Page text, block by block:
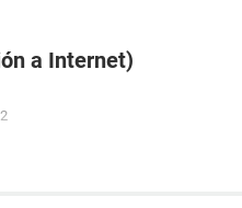
a Internet)